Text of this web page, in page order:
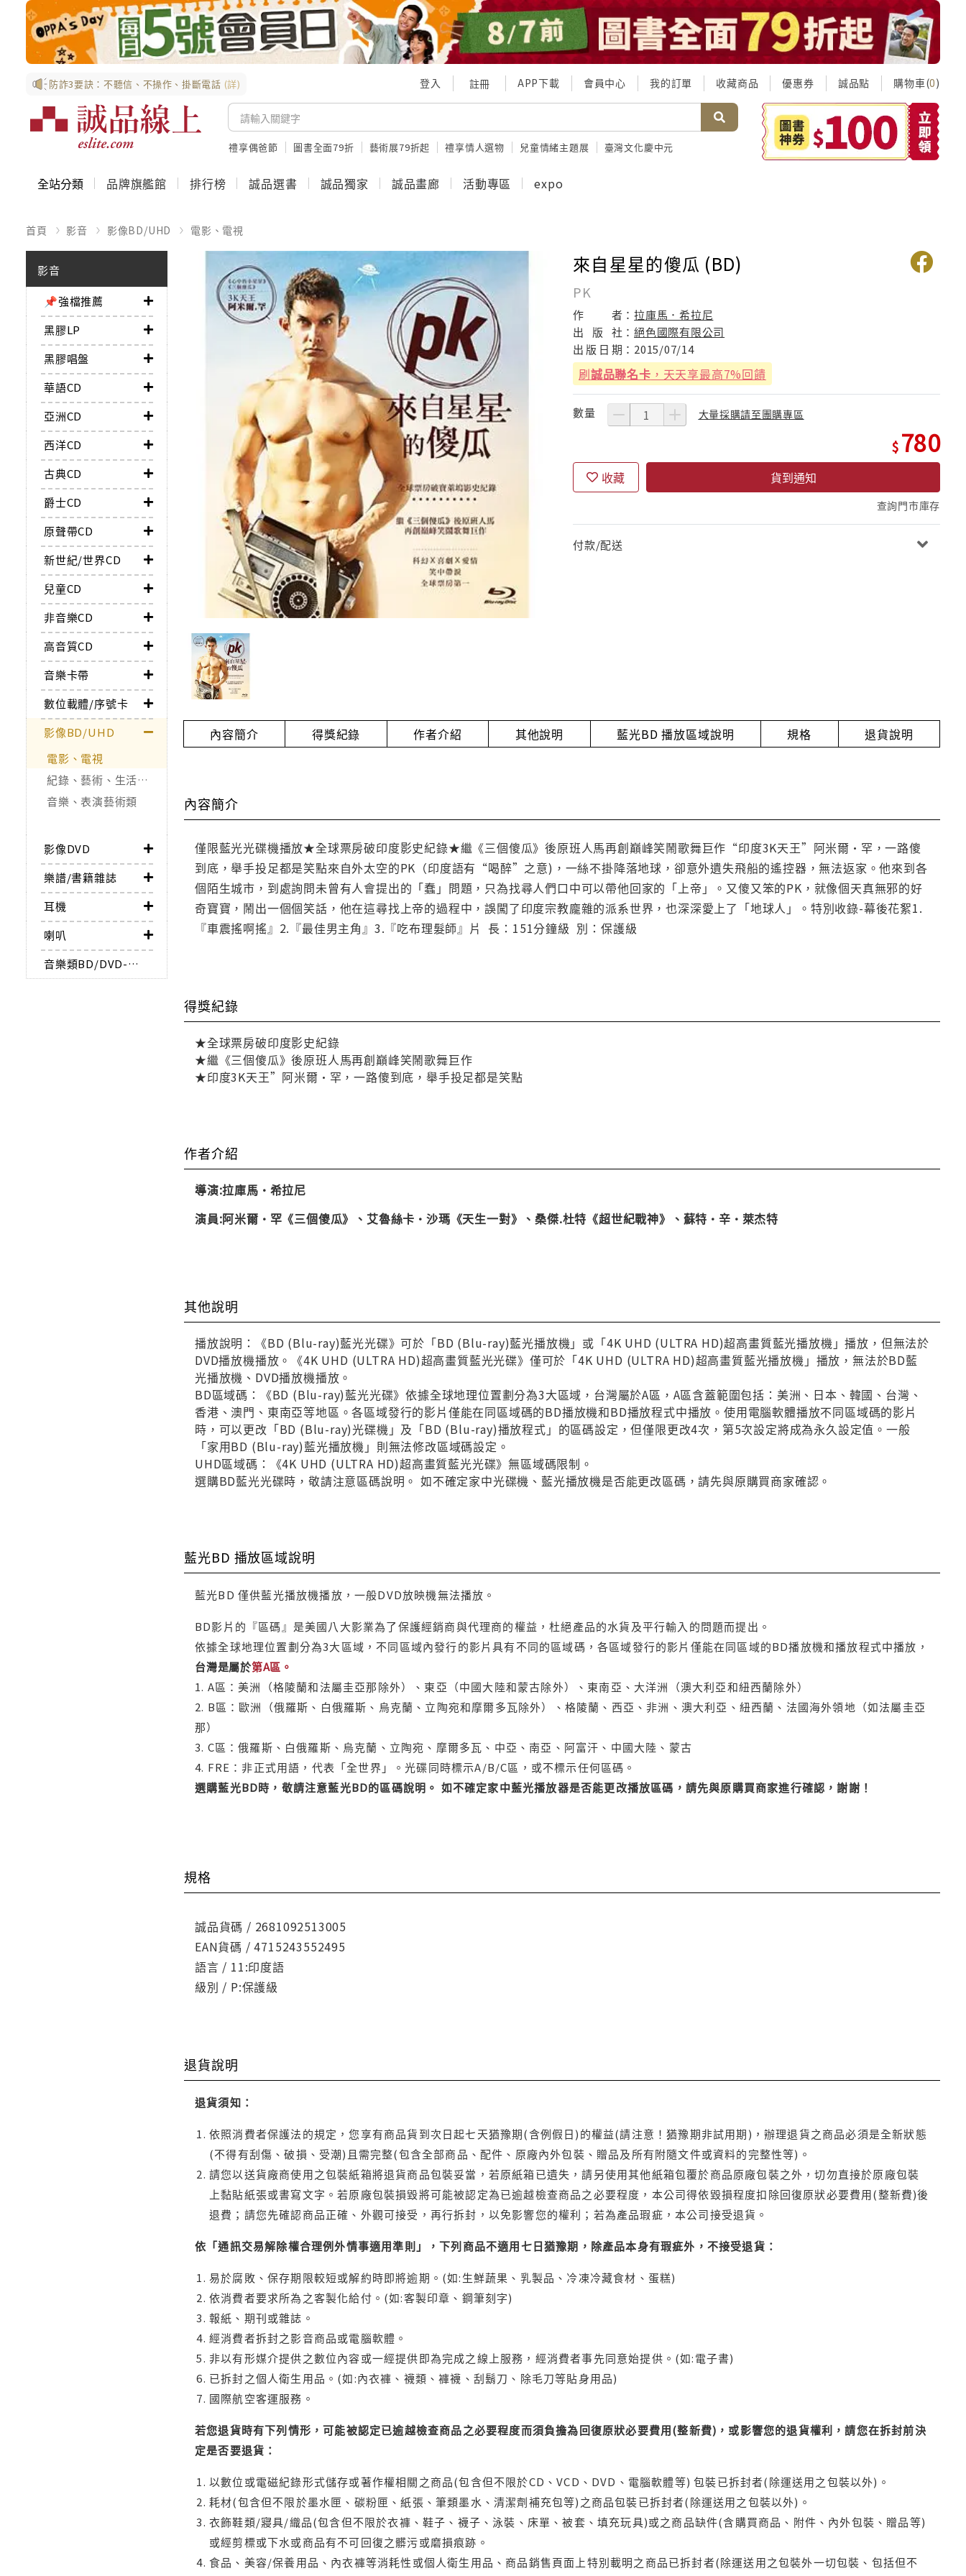
防詐3要訣：不聽信、不操作、掛斷電話 (詳) 登入 註冊 APP下載 會員中心 我的訂單 收藏商品 優惠券 誠品點 購物車(0)
禮享偶爸節 圖書全面79折 藝術展79折起 禮享情人選物 兒童情緒主題展 臺灣文化慶中元
全站分類 品牌旗艦館 排行榜 誠品選書 誠品獨家 誠品畫廊 活動專區 expo
首頁 影音 影像BD/UHD 電影、電視
影音
📌強檔推薦
黑膠LP
黑膠唱盤
華語CD
亞洲CD
西洋CD
古典CD
爵士CD
原聲帶CD
新世紀/世界CD
兒童CD
非音樂CD
高音質CD
音樂卡帶
數位載體/序號卡
影像BD/UHD
電影、電視
紀錄、藝術、生活、知識
音樂、表演藝術類
影像DVD
樂譜/書籍雜誌
耳機
喇叭
音樂類BD/DVD-AUDIO
來自星星的傻瓜 (BD)
PK
作 者：拉庫馬．希拉尼
出
版 社：絕色國際有限公司
出 版 日 期： 2015/07/14
刷誠品聯名卡 ，天天享最高7%回饋
數量 大量採購請至團購專區
780
收藏 貨到通知
查詢門市庫存
付款/配送
內容簡介 得獎紀錄 作者介紹 其他說明 藍光BD 播放區域說明 規格 退貨說明
內容簡介
僅限藍光光碟機播放★全球票房破印度影史紀錄★繼《三個傻瓜》後原班人馬再創巔峰笑鬧歌舞巨作“印度3K天王”阿米爾•罕，一路傻
到底，舉手投足都是笑點來自外太空的PK（印度語有“喝醉”之意)，一絲不掛降落地球，卻意外遺失飛船的遙控器，無法返家。他來到各
個陌生城市，到處詢問未曾有人會提出的「蠢」問題，只為找尋人們口中可以帶他回家的「上帝」。又傻又笨的PK，就像個天真無邪的好
奇寶寶，鬧出一個個笑話，他在這尋找上帝的過程中，誤闖了印度宗教龐雜的派系世界，也深深愛上了「地球人」。特別收錄-幕後花絮1.
『車震搖啊搖』2.『最佳男主角』3.『吃布理髮師』片 長：151分鐘級 別：保護級
得獎紀錄
★全球票房破印度影史紀錄
★繼《三個傻瓜》後原班人馬再創巔峰笑鬧歌舞巨作
★印度3K天王”阿米爾•罕，一路傻到底，舉手投足都是笑點
作者介紹
導演:拉庫馬•希拉尼
演員:阿米爾•罕《三個傻瓜》、艾魯絲卡•沙瑪《天生一對》、桑傑.杜特《超世紀戰神》、蘇特•辛•萊杰特
其他說明
播放說明：《BD (Blu-ray)藍光光碟》可於「BD (Blu-ray)藍光播放機」或「4K UHD (ULTRA HD)超高畫質藍光播放機」播放，但無法於
DVD播放機播放。《4K UHD (ULTRA HD)超高畫質藍光光碟》僅可於「4K UHD (ULTRA HD)超高畫質藍光播放機」播放，無法於BD藍
光播放機、DVD播放機播放。
BD區域碼：《BD (Blu-ray)藍光光碟》依據全球地理位置劃分為3大區域，台灣屬於A區，A區含蓋範圍包括：美洲、日本、韓國、台灣、
香港、澳門、東南亞等地區。各區域發行的影片僅能在同區域碼的BD播放機和BD播放程式中播放。使用電腦軟體播放不同區域碼的影片
時，可以更改「BD (Blu-ray)光碟機」及「BD (Blu-ray)播放程式」的區碼設定，但僅限更改4次，第5次設定將成為永久設定值。一般
「家用BD (Blu-ray)藍光播放機」則無法修改區域碼設定。
UHD區域碼：《4K UHD (ULTRA HD)超高畫質藍光光碟》無區域碼限制。
選購BD藍光光碟時，敬請注意區碼說明。 如不確定家中光碟機、藍光播放機是否能更改區碼，請先與原購買商家確認。
藍光BD 播放區域說明
藍光BD 僅供藍光播放機播放，一般DVD放映機無法播放。
BD影片的『區碼』是美國八大影業為了保護經銷商與代理商的權益，杜絕產品的水貨及平行輸入的問題而提出。
依據全球地理位置劃分為3大區域，不同區域內發行的影片具有不同的區域碼，各區域發行的影片僅能在同區域的BD播放機和播放程式中播放，
台灣是屬於第A區。
1. A區：美洲（格陵蘭和法屬圭亞那除外）、東亞（中國大陸和蒙古除外）、東南亞、大洋洲（澳大利亞和紐西蘭除外）
2. B區：歐洲（俄羅斯、白俄羅斯、烏克蘭、立陶宛和摩爾多瓦除外）、格陵蘭、西亞、非洲、澳大利亞、紐西蘭、法國海外領地（如法屬圭亞
那）
3. C區：俄羅斯、白俄羅斯、烏克蘭、立陶宛、摩爾多瓦、中亞、南亞、阿富汗、中國大陸、蒙古
4. FRE：非正式用語，代表「全世界」。光碟同時標示A/B/C區，或不標示任何區碼。
選購藍光BD時，敬請注意藍光BD的區碼說明。 如不確定家中藍光播放器是否能更改播放區碼，請先與原購買商家進行確認，謝謝！
規格
誠品貨碼 / 2681092513005
EAN貨碼 / 4715243552495
語言 / 11:印度語
級別 / P:保護級
退貨說明
退貨須知：
依照消費者保護法的規定，您享有商品貨到次日起七天猶豫期(含例假日)的權益(請注意！猶豫期非試用期)，辦理退貨之商品必須是全新狀態
(不得有刮傷、破損、受潮)且需完整(包含全部商品、配件、原廠內外包裝、贈品及所有附隨文件或資料的完整性等)。
請您以送貨廠商使用之包裝紙箱將退貨商品包裝妥當，若原紙箱已遺失，請另使用其他紙箱包覆於商品原廠包裝之外，切勿直接於原廠包裝
上黏貼紙張或書寫文字。若原廠包裝損毀將可能被認定為已逾越檢查商品之必要程度，本公司得依毀損程度扣除回復原狀必要費用(整新費)後
退費；請您先確認商品正確、外觀可接受，再行拆封，以免影響您的權利；若為產品瑕疵，本公司接受退貨。
依「通訊交易解除權合理例外情事適用準則」，下列商品不適用七日猶豫期，除產品本身有瑕疵外，不接受退貨：
易於腐敗、保存期限較短或解約時即將逾期。(如:生鮮蔬果、乳製品、冷凍冷藏食材、蛋糕)
依消費者要求所為之客製化給付。(如:客製印章、鋼筆刻字)
報紙、期刊或雜誌。
經消費者拆封之影音商品或電腦軟體。
非以有形媒介提供之數位內容或一經提供即為完成之線上服務，經消費者事先同意始提供。(如:電子書)
已拆封之個人衛生用品。(如:內衣褲、襪類、褲襪、刮鬍刀、除毛刀等貼身用品)
國際航空客運服務。
若您退貨時有下列情形，可能被認定已逾越檢查商品之必要程度而須負擔為回復原狀必要費用(整新費)，或影響您的退貨權利，請您在拆封前決
定是否要退貨：
以數位或電磁紀錄形式儲存或著作權相關之商品(包含但不限於CD、VCD、DVD、電腦軟體等) 包裝已拆封者(除運送用之包裝以外)。
耗材(包含但不限於墨水匣、碳粉匣、紙張、筆類墨水、清潔劑補充包等)之商品包裝已拆封者(除運送用之包裝以外)。
衣飾鞋類/寢具/織品(包含但不限於衣褲、鞋子、襪子、泳裝、床單、被套、填充玩具)或之商品缺件(含購買商品、附件、內外包裝、贈品等)
或經剪標或下水或商品有不可回復之髒污或磨損痕跡。
食品、美容/保養用品、內衣褲等消耗性或個人衛生用品、商品銷售頁面上特別載明之商品已拆封者(除運送用之包裝外一切包裝、包括但不